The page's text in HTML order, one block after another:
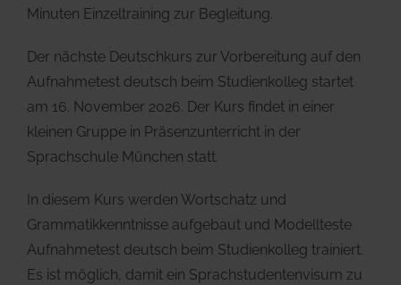
Minuten Einzeltraining zur Begleitung.
Der nächste Deutschkurs zur Vorbereitung auf den
Aufnahmetest deutsch beim Studienkolleg startet
am 16. November 2026. Der Kurs findet in einer
kleinen Gruppe in Präsenzunterricht in der
Sprachschule München statt.
In diesem Kurs werden Wortschatz und
Grammatikkenntnisse aufgebaut und Modellteste
Aufnahmetest deutsch beim Studienkolleg trainiert.
Es ist möglich, damit ein Sprachstudentenvisum zu